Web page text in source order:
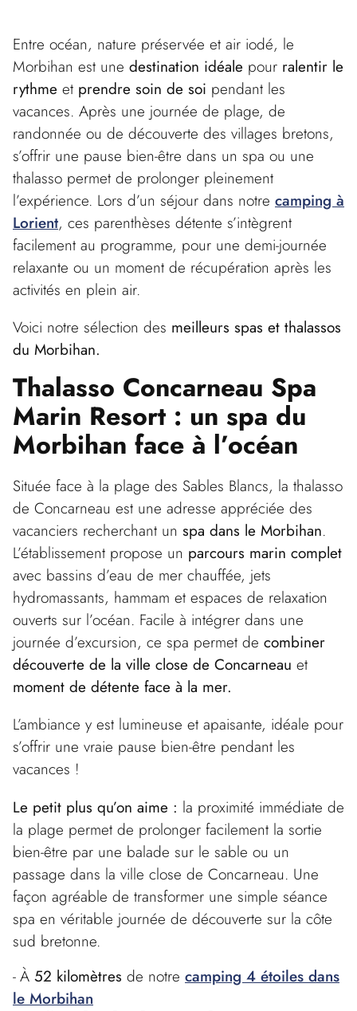
Entre océan, nature préservée et air iodé, le
Morbihan est une destination idéale pour ralentir le
rythme et prendre soin de soi pendant les
vacances. Après une journée de plage, de
randonnée ou de découverte des villages bretons,
s’offrir une pause bien-être dans un spa ou une
thalasso permet de prolonger pleinement
l’expérience. Lors d’un séjour dans notre camping à
Lorient, ces parenthèses détente s’intègrent
facilement au programme, pour une demi-journée
relaxante ou un moment de récupération après les
activités en plein air.
Voici notre sélection des meilleurs spas et thalassos
du Morbihan.
Thalasso Concarneau Spa
Marin Resort : un spa du
Morbihan face à l’océan
Située face à la plage des Sables Blancs, la thalasso
de Concarneau est une adresse appréciée des
vacanciers recherchant un spa dans le Morbihan.
L’établissement propose un parcours marin complet
avec bassins d’eau de mer chauffée, jets
hydromassants, hammam et espaces de relaxation
ouverts sur l’océan. Facile à intégrer dans une
journée d’excursion, ce spa permet de combiner
découverte de la ville close de Concarneau et
moment de détente face à la mer.
L’ambiance y est lumineuse et apaisante, idéale pour
s’offrir une vraie pause bien-être pendant les
vacances !
Le petit plus qu’on aime : la proximité immédiate de
la plage permet de prolonger facilement la sortie
bien-être par une balade sur le sable ou un
passage dans la ville close de Concarneau. Une
façon agréable de transformer une simple séance
spa en véritable journée de découverte sur la côte
sud bretonne.
À 52 kilomètres de notre camping 4 étoiles dans
le Morbihan